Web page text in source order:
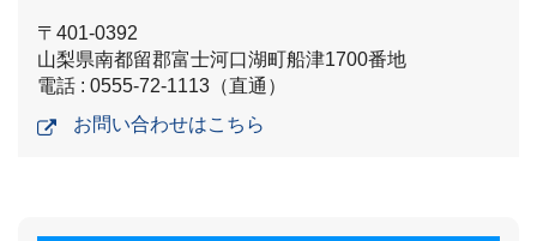
〒401-0392
山梨県南都留郡富士河口湖町船津1700番地
電話 : 0555-72-1113（直通）
お問い合わせはこちら